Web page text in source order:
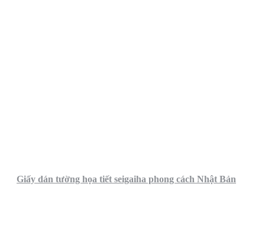
Giấy dán tường họa tiết seigaiha phong cách Nhật Bản